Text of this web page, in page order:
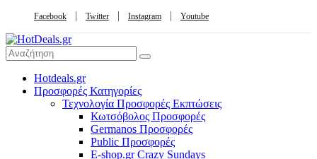
Facebook Twitter Instagram Youtube
Hotdeals.gr
Προσφορές Κατηγορίες
Τεχνολογία Προσφορές Εκπτώσεις
Κωτσόβολος Προσφορές
Germanos Προσφορές
Public Προσφορές
E-shop.gr Crazy Sundays